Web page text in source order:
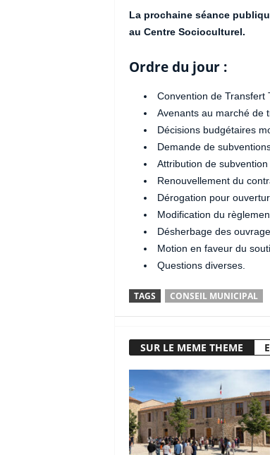
La prochaine séance
au Centre Socioculturel.
Ordre du jour :
Convention de Transfert
Avenants au marché de
Décisions budgétaires
Demande de
Attribution de subvention
Renouvellement du
Dérogation pour
Modification du
Désherbage des
Motion en faveur du
Questions diverses.
TAGS CONSEIL MUNICIPAL
SUR LE MEME THEME